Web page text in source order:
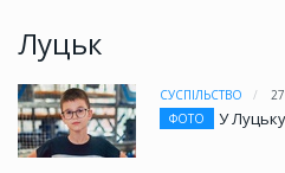
Луцьк
СУСПІЛЬСТВО
ФОТО
У